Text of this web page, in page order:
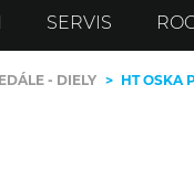
SERVIS
- DIELY > HT OSKA